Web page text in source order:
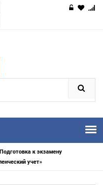
Подготовка к экзамену
учет»